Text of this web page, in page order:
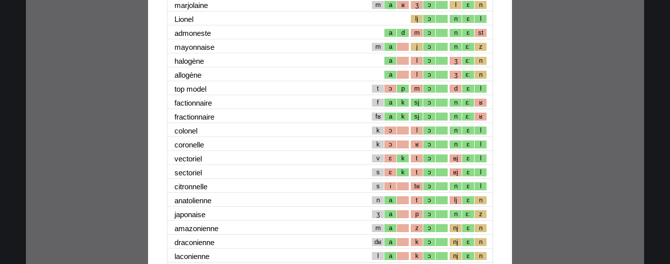
marjolaine m a ʁ ʒ ɔ l ɛ n
Lionel lj ɔ n ɛ l
admoneste a d m ɔ n ɛ st
mayonnaise m a j ɔ n ɛː z
halogène a l ɔ ʒ ɛː n
allogène a l ɔ ʒ ɛː n
top model t ɔ p m ɔ d ɛ l
factionnaire f a k sj ɔ n ɛː ʁ
fractionnaire fʁ a k sj ɔ n ɛː ʁ
colonel k ɔ l ɔ n ɛ l
coronelle k ɔ ʁ ɔ n ɛ l
vectoriel v ɛ k t ɔ ʁj ɛ l
sectoriel s ɛ k t ɔ ʁj ɛ l
citronnelle s i tʁ ɔ n ɛ l
anatolienne n a t ɔ lj ɛ n
japonaise ʒ a p ɔ n ɛː z
amazonienne m a z ɔ nj ɛ n
draconienne dʁ a k ɔ nj ɛ n
laconienne l a k ɔ nj ɛ n